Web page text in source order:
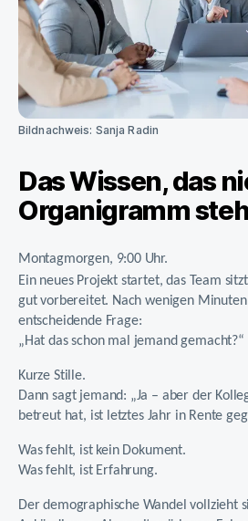
Bildnachweis: Sanja Radin
Das Wissen, das
Organigramm
Montagmorgen, 9:00 Uhr.
Ein neues Projekt startet, das Team
gut vorbereitet. Nach wenigen
entscheidende Frage:
„Hat das schon mal jemand gemacht?“
Kurze Stille.
Dann sagt jemand: „Ja – aber der
betreut hat, ist letztes Jahr in Rente
Was fehlt, ist kein Dokument.
Was fehlt, ist Erfahrung.
Der demographische Wandel vollzieht